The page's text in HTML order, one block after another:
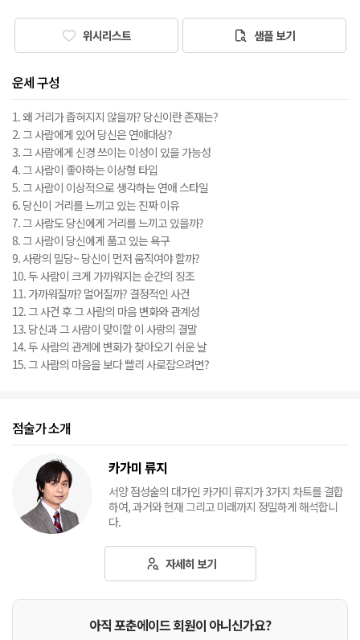
위시리스트 샘플 보기
운세 구성
1. 왜 거리가 좁혀지지 않을까? 당신이란 존재는?
2. 그 사람에게 있어 당신은 연애대상?
3. 그 사람에게 신경 쓰이는 이성이 있을 가능성
4. 그 사람이 좋아하는 이상형 타입
5. 그 사람이 이상적으로 생각하는 연애 스타일
6. 당신이 거리를 느끼고 있는 진짜 이유
7. 그 사람도 당신에게 거리를 느끼고 있을까?
8. 그 사람이 당신에게 품고 있는 욕구
9. 사랑의 밀당~ 당신이 먼저 움직여야 할까?
10. 두 사람이 크게 가까워지는 순간의 징조
11. 가까워질까? 멀어질까? 결정적인 사건
12. 그 사건 후 그 사람의 마음 변화와 관계성
13. 당신과 그 사람이 맞이할 이 사랑의 결말
14. 두 사람의 관계에 변화가 찾아오기 쉬운 날
15. 그 사람의 마음을 보다 빨리 사로잡으려면?
점술가 소개
카가미 류지
서양 점성술의 대가인 카가미 류지가 3가지 차트를 결합
하여, 과거와 현재 그리고 미래까지 정밀하게 해석합니
다.
자세히 보기
아직 포춘에이드 회원이 아니신가요?